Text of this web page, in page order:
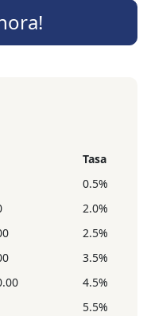
Tasa
0.5%
2.0%
2.5%
3.5%
4.5%
5.5%